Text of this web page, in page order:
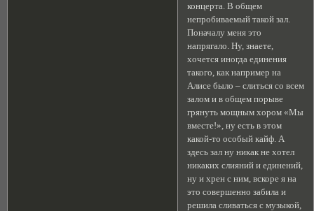
концерта. В общем
непробиваемый такой зал.
Поначалу меня это
напрягало. Ну, знаете,
хочется иногда единения
такого, как например на
Алисе было – слиться со всем
залом и в общем порыве
грянуть мощным хором «Мы
вместе!», ну есть в этом
какой-то особый кайф. А
здесь зал ну никак не хотел
никаких слияний и единений,
ну и хрен с ним, вскоре я на
это совершенно забила и
решила сливаться с музыкой,